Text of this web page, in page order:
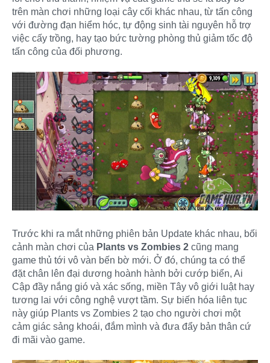
trên màn chơi những loại cây cối khác nhau, từ tấn công
với đường đạn hiểm hóc, tự động sinh tài nguyên hỗ trợ
việc cấy trồng, hay tạo bức tường phòng thủ giảm tốc độ
tấn công của đối phương.
Trước khi ra mắt những phiên bản Update khác nhau, bối
cảnh màn chơi của Plants vs Zombies 2 cũng mang
game thủ tới vô vàn bến bờ mới. Ở đó, chúng ta có thể
đặt chân lên đại dương hoành hành bởi cướp biển, Ai
Cập đầy nắng gió và xác sống, miền Tây vô giới luật hay
tương lai với công nghệ vượt tầm. Sự biến hóa liên tục
này giúp Plants vs Zombies 2 tạo cho người chơi một
cảm giác sảng khoái, đắm mình và đưa đẩy bản thân cứ
đi mãi vào game.